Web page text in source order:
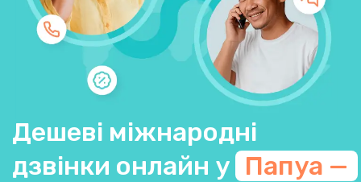
Дешеві міжнародні
дзвінки онлайн у Папуа —